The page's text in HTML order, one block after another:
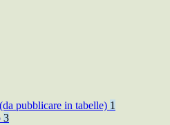
pubblicare in tabelle) 1
3